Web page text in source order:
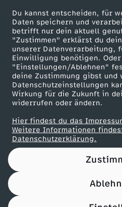
Du kannst entscheiden, für
Daten speichern und
betrifft nur dein aktuell
"Zustimmen" erklärst du
unserer Datenverarbeitung,
Einwilligung benötigen.
"Einstellungen/Ablehnen"
deine Zustimmung gibst und
Datenschutzeinstellungen
Wirkung für die Zukunft in
widerrufen oder ändern.
Hier findest du das
Weitere Informationen
Datenschutzerklärung.
n
v
o
m
2
7
ZDF goes Schule
Werbefernsehen
Mainzelmännchen
Partner
Nutzungsbedingungen
Impressum